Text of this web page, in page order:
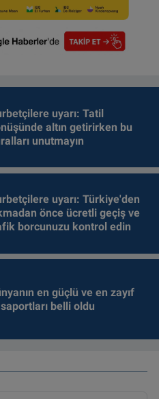
uyarı: Tatil
altın getirirken bu
unutmayın
uyarı: Türkiye'den
önce ücretli geçiş ve
borcunuzu kontrol edin
en güçlü ve en zayıf
belli oldu